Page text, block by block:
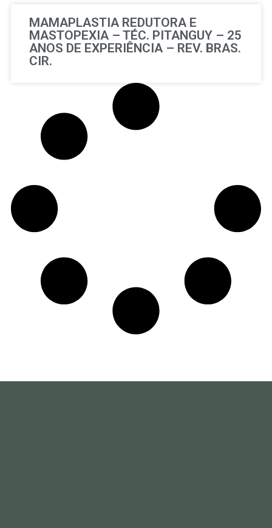
MAMAPLASTIA REDUTORA E
MASTOPEXIA – TÉC. PITANGUY – 25
ANOS DE EXPERIÊNCIA – REV. BRAS.
CIR.